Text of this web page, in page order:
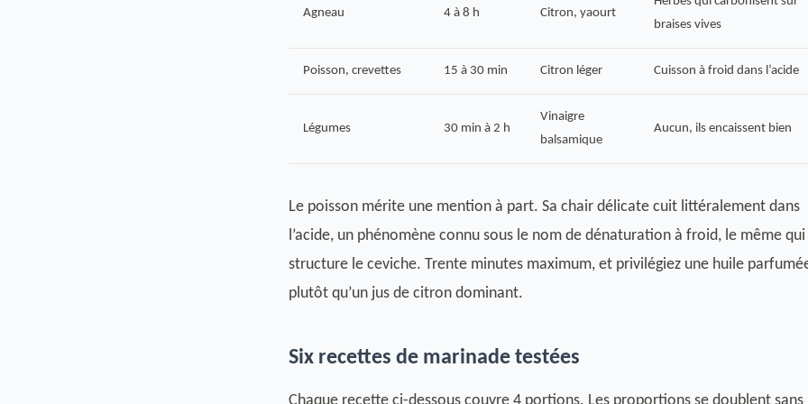
Agneau 4 à 8 h Citron, yaourt
braises vives
Poisson, crevettes 15 à 30 min Citron léger Cuisson à froid dans l’acide
Légumes 30 min à 2 h
Vinaigre
balsamique
Aucun, ils encaissent bien
Le poisson mérite une mention à part. Sa chair délicate cuit littéralement dans
l’acide, un phénomène connu sous le nom de dénaturation à froid, le même qui
structure le ceviche. Trente minutes maximum, et privilégiez une huile
plutôt qu’un jus de citron dominant.
Six recettes de marinade testées